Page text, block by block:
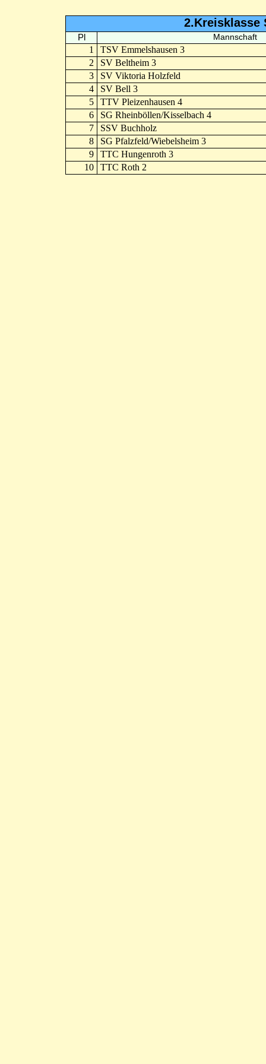
2.Kreisklasse
Pl Mannschaft
1
TSV Emmelshausen 3
2
SV Beltheim 3
3
SV Viktoria Holzfeld
4
SV Bell 3
5
TTV Pleizenhausen 4
6
SG Rheinböllen/Kisselbach 4
7
SSV Buchholz
8
SG Pfalzfeld/Wiebelsheim 3
9
TTC Hungenroth 3
10
TTC Roth 2